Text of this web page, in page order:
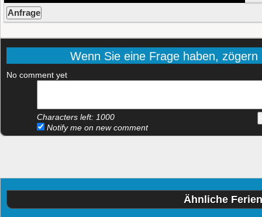
Wenn Sie eine Frage haben,
No comment yet
Characters left: 1000
Notify me on new comment
Ähnliche